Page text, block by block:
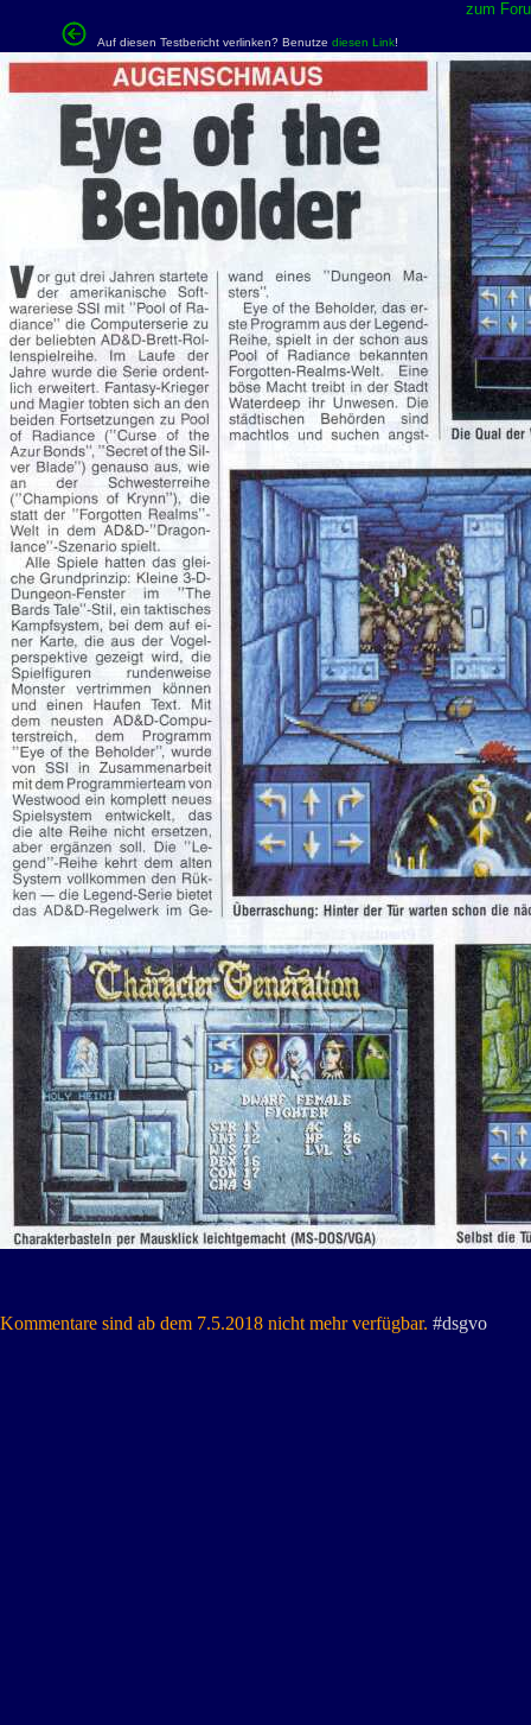
zum
Auf diesen Testbericht verlinken? Benutze diesen Link!
Kommentare sind ab dem 7.5.2018 nicht mehr verfügbar. #dsgvo